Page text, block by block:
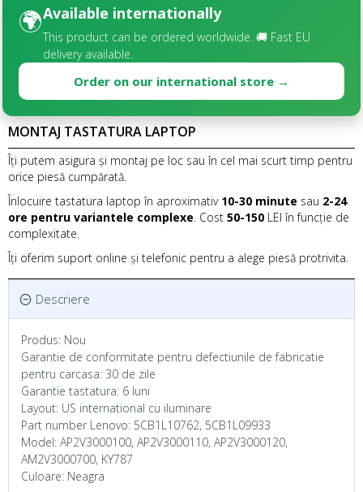
🌍Available internationally
This product can be ordered worldwide. 🚚 Fast EU
delivery available.
Order on our international store →
Descriere
Produs: Nou
Garantie de conformitate pentru defectiunile de fabricatie
pentru carcasa: 30 de zile
Garantie tastatura: 6 luni
Layout: US international cu iluminare
Part number Lenovo: 5CB1L10762, 5CB1L09933
Model: AP2V3000100, AP2V3000110, AP2V3000120,
AM2V3000700, KY787
Culoare: Neagra
MONTAJ TASTATURA LAPTOP
Îți putem asigura și montaj pe loc sau în cel mai scurt timp pentru
orice piesă cumpărată.
Înlocuire tastatura laptop în aproximativ 10-30 minute sau 2-24
ore pentru variantele complexe. Cost 50-150 LEI în funcție de
complexitate.
Îți oferim suport online și telefonic pentru a alege piesă protrivita.